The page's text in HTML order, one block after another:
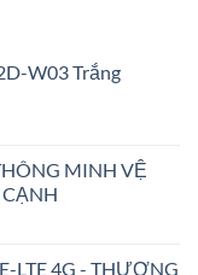
W03 Trắng
₫.
MINH VỆ
LTE 4G - THƯƠNG